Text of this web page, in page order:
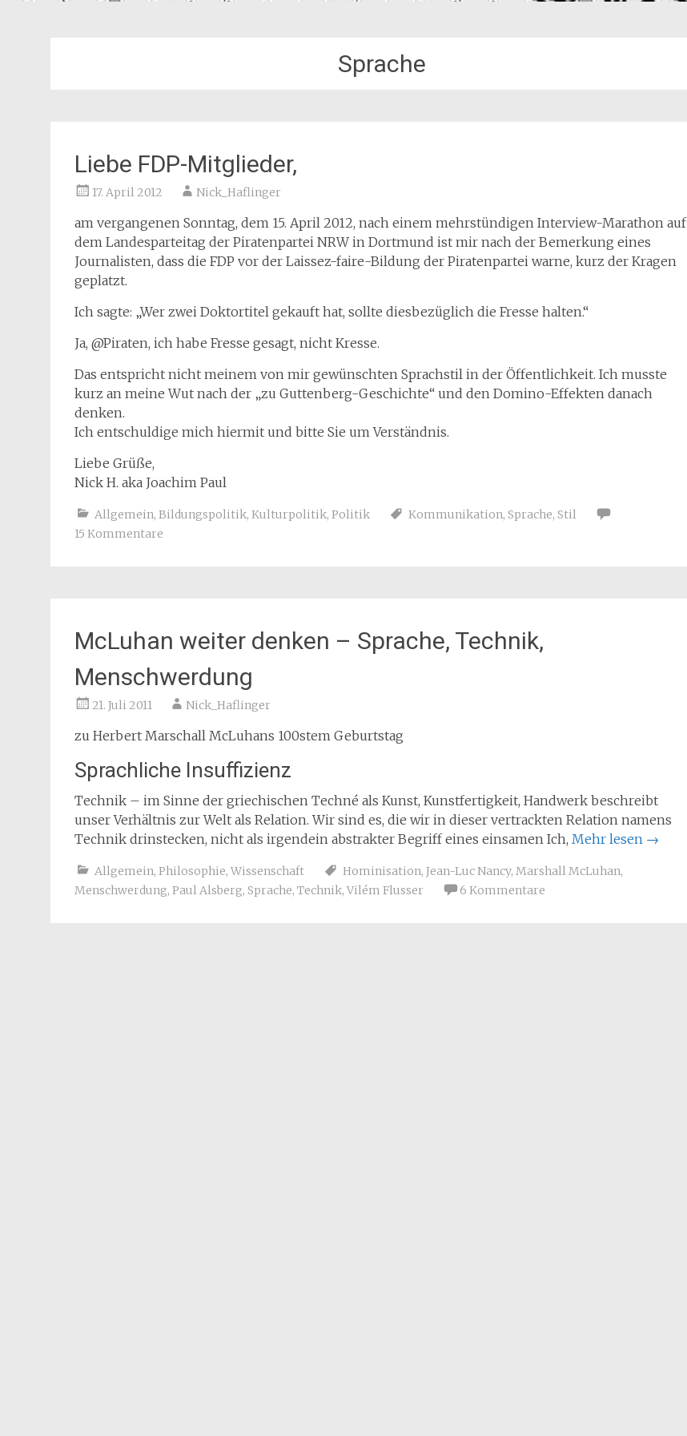
Sprache
Liebe FDP-Mitglieder,
17. April 2012 Nick_Haflinger
am vergangenen Sonntag, dem 15. April 2012, nach einem mehrstündigen Interview-Marathon auf
dem Landesparteitag der Piratenpartei NRW in Dortmund ist mir nach der Bemerkung eines
Journalisten, dass die FDP vor der Laissez-faire-Bildung der Piratenpartei warne, kurz der Kragen
geplatzt.
Ich sagte: „Wer zwei Doktortitel gekauft hat, sollte diesbezüglich die Fresse halten.“
Ja, @Piraten, ich habe Fresse gesagt, nicht Kresse.
Das entspricht nicht meinem von mir gewünschten Sprachstil in der Öffentlichkeit. Ich musste
kurz an meine Wut nach der „zu Guttenberg-Geschichte“ und den Domino-Effekten danach
denken.
Ich entschuldige mich hiermit und bitte Sie um Verständnis.
Liebe Grüße,
Nick H. aka Joachim Paul
Allgemein, Bildungspolitik, Kulturpolitik, Politik Kommunikation, Sprache, Stil
15 Kommentare
McLuhan weiter denken – Sprache, Technik,
Menschwerdung
21. Juli 2011 Nick_Haflinger
zu Herbert Marschall McLuhans 100stem Geburtstag
Sprachliche Insuffizienz
Technik – im Sinne der griechischen Techné als Kunst, Kunstfertigkeit, Handwerk beschreibt
unser Verhältnis zur Welt als Relation. Wir sind es, die wir in dieser vertrackten Relation namens
Technik drinstecken, nicht als irgendein abstrakter Begriff eines einsamen Ich, Mehr lesen →
Allgemein, Philosophie, Wissenschaft Hominisation, Jean-Luc Nancy, Marshall McLuhan,
Menschwerdung, Paul Alsberg, Sprache, Technik, Vilém Flusser 6 Kommentare